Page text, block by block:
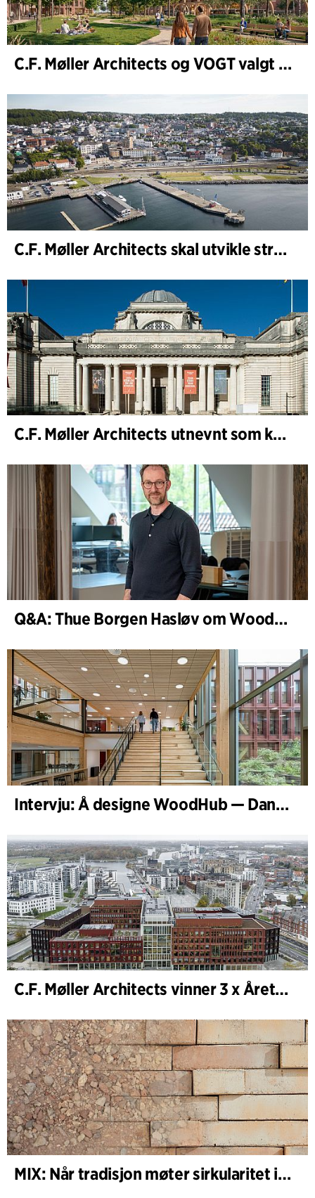
C.F. Møller Architects og VOGT valgt til å forme fremtidens Hamburg-Altona
C.F. Møller Architects skal utvikle strategien for Knutepunkt Larvik og indre havn
C.F. Møller Architects utnevnt som konseptarkitekt for prosjektet National Museum Cardiff
Q&A: Thue Borgen Hasløv om WoodHub
Intervju: Å designe WoodHub — Danmarks største trebygg
C.F. Møller Architects vinner 3 x Årets Bygg 2025
MIX: Når tradisjon møter sirkularitet i arkitekturen